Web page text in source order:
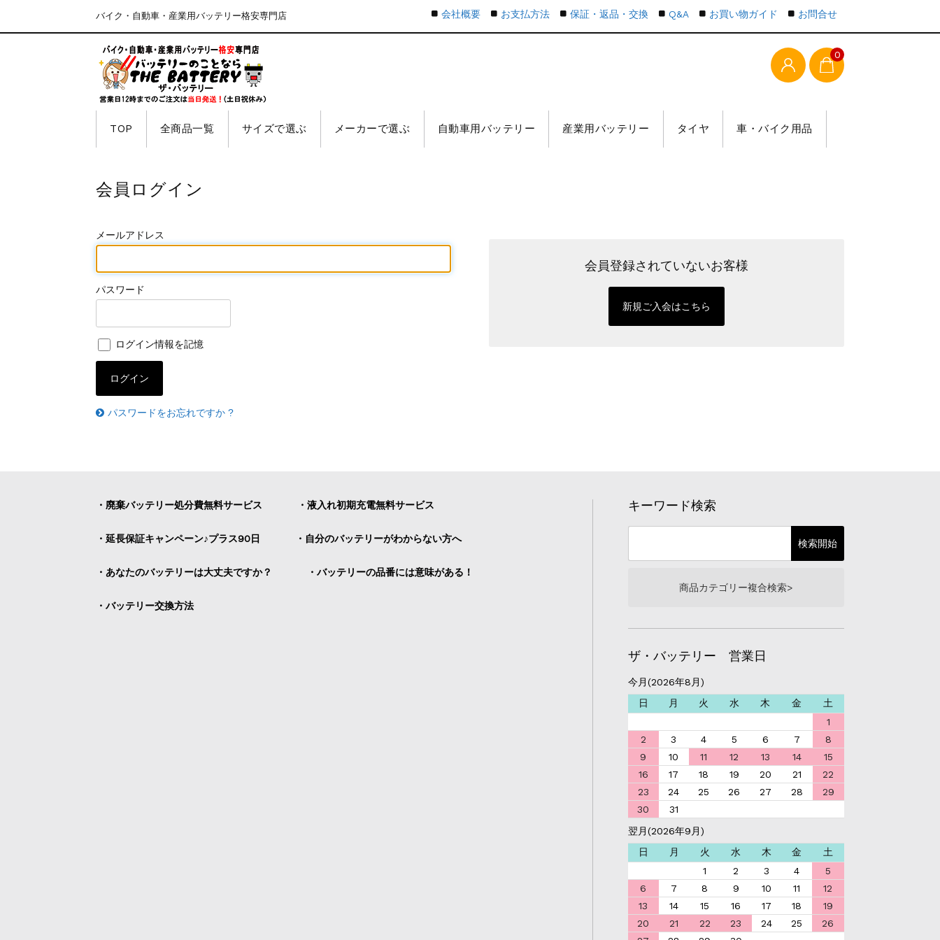
バイク・自動車・産業用バッテリー格安専門店
0
TOP 全商品一覧 サイズで選ぶ メーカーで選ぶ 自動車用バッテリー 産業用バッテリー タイヤ 車・バイク用品
会社概要 お支払方法 保証・返品・交換 Q&A お買い物ガイド お問合せ
会員ログイン
メールアドレス
パスワード
ログイン情報を記憶
パスワードをお忘れですか ?
会員登録されていないお客様
新規ご入会はこちら
キーワード検索
商品カテゴリー複合検索>
ザ・バッテリー 営業日
今月(2026年8月)
日
月 火 水 木 金
土
1
2
3 4 5 6 7
8
9
10 11 12 13 14
15
16
17 18 19 20 21
22
23
24 25 26 27 28
29
30
31
翌月(2026年9月)
日
月 火 水 木 金
土
1
2 3 4
5
6
7 8 9 10 11
12
13
14 15 16 17 18
19
20
21 22 23 24 25
26
・廃棄バッテリー処分費無料サービス ・液入れ初期充電無料サービス
・延長保証キャンペーン♪プラス90日 ・自分のバッテリーがわからない方へ
・あなたのバッテリーは大丈夫ですか？ ・バッテリーの品番には意味がある！
・バッテリー交換方法